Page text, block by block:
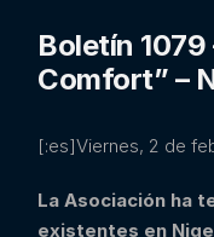
Boletín
Comfort” –
[:es]Viernes, 2 de
La Asociación ha
existentes en